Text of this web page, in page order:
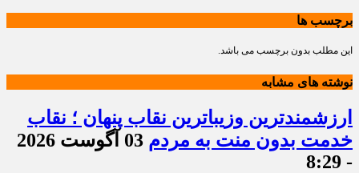
برچسب ها
این مطلب بدون برچسب می باشد.
نوشته های مشابه
ارزشمندترین وزیباترین نقاب پنهان ؛ نقاب
خدمت بدون منت به مردم
03 آگوست 2026
- 8:29